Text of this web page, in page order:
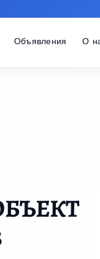
Объявления О